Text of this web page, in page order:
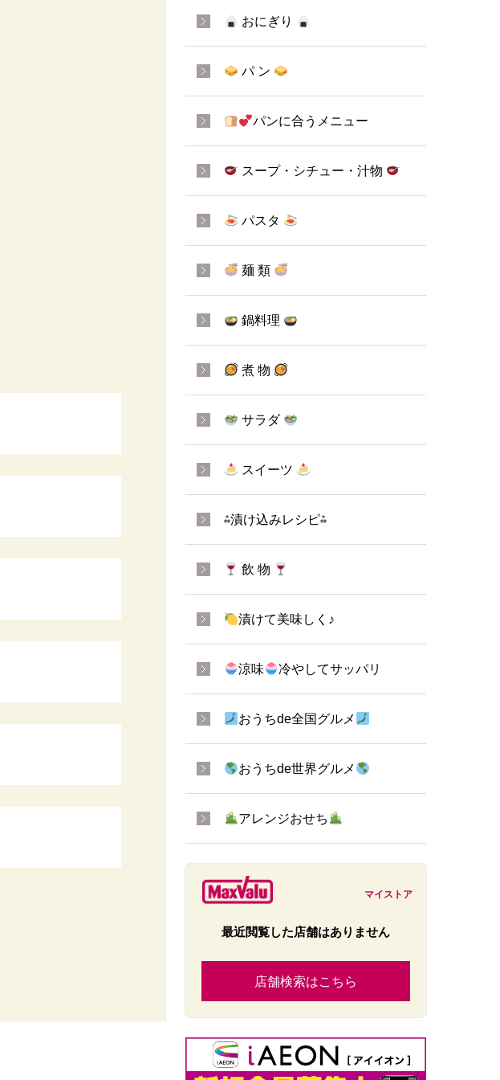
おにぎり
パ ン
パンに合うメニュー
スープ・シチュー・汁物
パスタ
麺 類
鍋料理
煮 物
サラダ
スイーツ
⁂漬け込みレシピ⁂
飲 物
漬けて美味しく♪
涼味 冷やしてサッパリ
おうちde全国グルメ
おうちde世界グルメ
アレンジおせち
マイストア
最近閲覧した店舗はありません
店舗検索はこちら